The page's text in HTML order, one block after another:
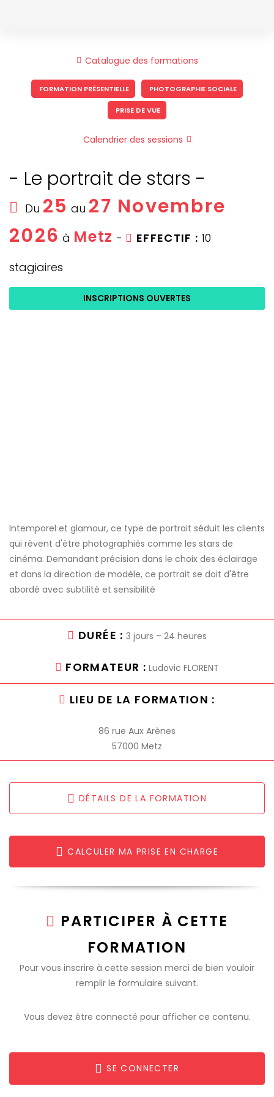
Catalogue des formations
FORMATION PRÉSENTIELLE PHOTOGRAPHIE SOCIALE
PRISE DE VUE
Calendrier des sessions
- Le portrait de stars -
Du 25 au 27 Novembre
2026 à Metz - EFFECTIF : 10
stagiaires
INSCRIPTIONS OUVERTES
Intemporel et glamour, ce type de portrait séduit les clients
qui rêvent d'être photographiés comme les stars de
cinéma. Demandant précision dans le choix des éclairage
et dans la direction de modèle, ce portrait se doit d'être
abordé avec subtilité et sensibilité
DURÉE : 3 jours – 24 heures
FORMATEUR : Ludovic FLORENT
LIEU DE LA FORMATION :
86 rue Aux Arènes
57000 Metz
DÉTAILS DE LA FORMATION
CALCULER MA PRISE EN CHARGE
PARTICIPER À CETTE
FORMATION
Pour vous inscrire à cette session merci de bien vouloir
remplir le formulaire suivant.
Vous devez être connecté pour afficher ce contenu.
SE CONNECTER